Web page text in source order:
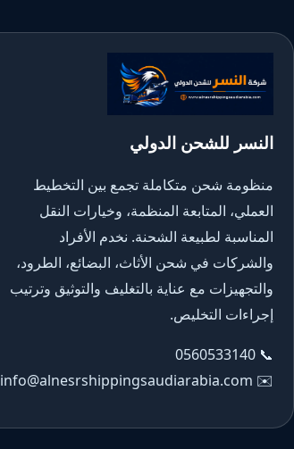
النسر للشحن الدولي
منظومة شحن متكاملة تجمع بين التخطيط
العملي، المتابعة المنظمة، وخيارات النقل
المناسبة لطبيعة الشحنة. نخدم الأفراد
والشركات في شحن الأثاث، البضائع، الطرود،
والتجهيزات مع عناية بالتغليف والتوثيق وترتيب
إجراءات التخليص.
📞
0560533140
✉️
info@alnesrshippingsaudiarabia.com